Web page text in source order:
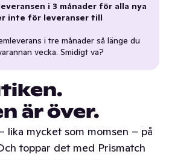
i 3 månader för alla nya
inte för leveranser till
i tre månader så länge du
vecka. Smidigt va?
är över.
lika mycket som momsen – på
toppar det med Prismatch